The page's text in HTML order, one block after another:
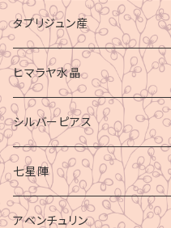
タプリジュン産
ヒマラヤ水晶
シルバーピアス
七星陣
アベンチュリン